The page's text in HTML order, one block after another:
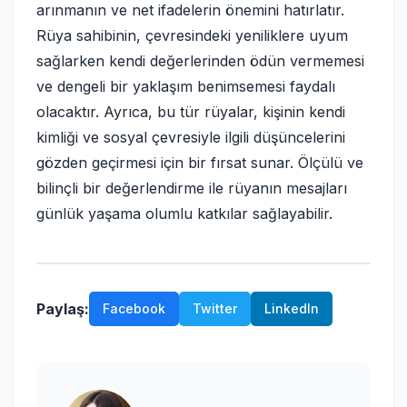
arınmanın ve net ifadelerin önemini hatırlatır.
Rüya sahibinin, çevresindeki yeniliklere uyum
sağlarken kendi değerlerinden ödün vermemesi
ve dengeli bir yaklaşım benimsemesi faydalı
olacaktır. Ayrıca, bu tür rüyalar, kişinin kendi
kimliği ve sosyal çevresiyle ilgili düşüncelerini
gözden geçirmesi için bir fırsat sunar. Ölçülü ve
bilinçli bir değerlendirme ile rüyanın mesajları
günlük yaşama olumlu katkılar sağlayabilir.
Paylaş: Facebook Twitter LinkedIn